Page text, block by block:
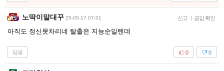
노딱이말대꾸 25-05-17 07:01 신고 | 공감 확인
아직도 정신못차리네 탈출은 지능순일텐데
답글 0
0